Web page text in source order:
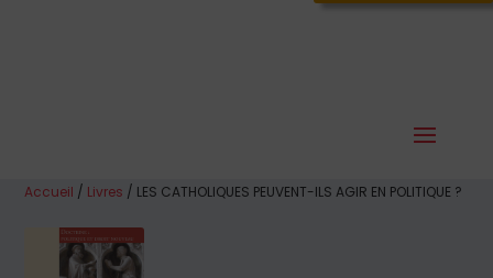
Accueil / Livres / LES CATHOLIQUES PEUVENT-ILS AGIR EN POLITIQUE ?